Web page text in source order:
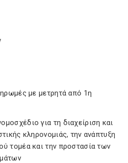
με μετρητά από 1η
για τη διαχείριση και
κληρονομιάς, την ανάπτυξη
τομέα και την προστασία των